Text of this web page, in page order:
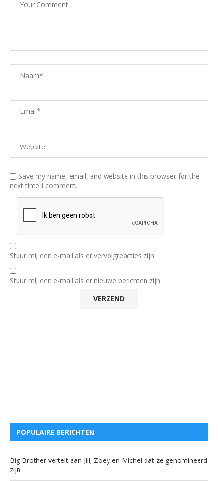
Save my name, email, and website in this browser for the
next time I comment.
Stuur mij een e-mail als er vervolgreacties zijn.
Stuur mij een e-mail als er nieuwe berichten zijn.
POPULAIRE BERICHTEN
Big Brother vertelt aan Jill, Zoey en Michel dat ze genomineerd
zijn